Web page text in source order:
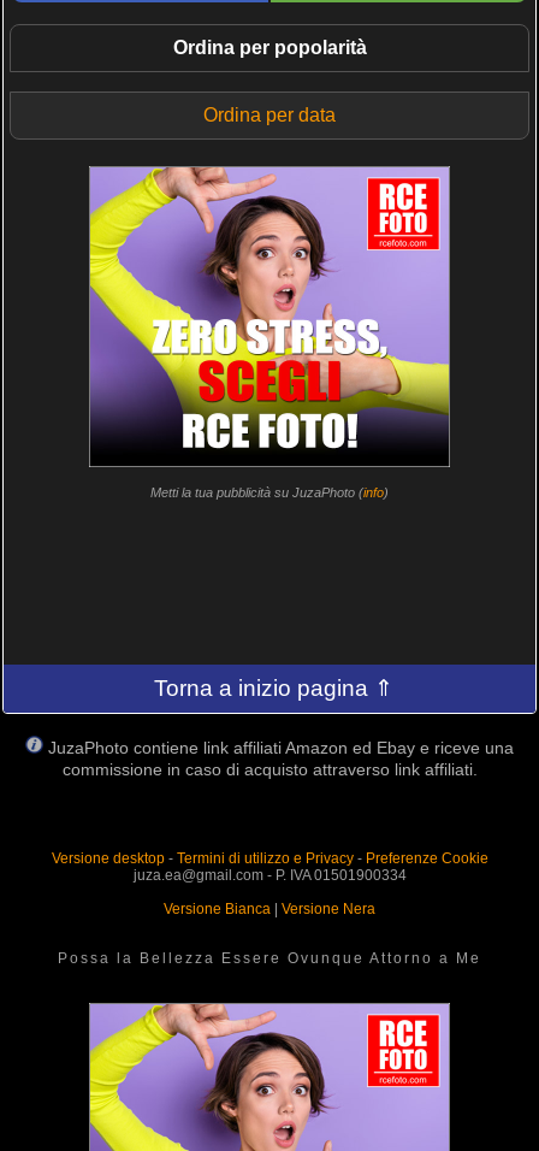
Ordina per popolarità
Ordina per data
Metti la tua pubblicità su JuzaPhoto (info)
Torna a inizio pagina ⇑
JuzaPhoto contiene link affiliati Amazon ed Ebay e riceve una
commissione in caso di acquisto attraverso link affiliati.
Versione desktop- Termini di utilizzo e Privacy- Preferenze Cookie
juza.ea@gmail.com - P. IVA 01501900334
Versione Bianca
Versione Nera
Possa la Bellezza Essere Ovunque Attorno a Me